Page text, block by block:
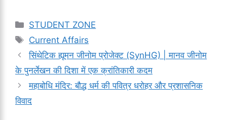
Categories
STUDENT ZONE
Tags
Current Affairs
सिंथेटिक ह्यूमन जीनोम प्रोजेक्ट (SynHG) | मानव जीनोम
के पुनर्लेखन की दिशा में एक क्रांतिकारी कदम
महाबोधि मंदिर: बौद्ध धर्म की पवित्र धरोहर और प्रशासनिक
विवाद